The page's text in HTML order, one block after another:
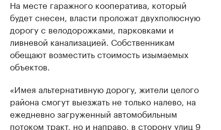
На месте гаражного кооператива, который
будет снесен, власти проложат двухполюсную
дорогу с велодорожками, парковками и
ливневой канализацией. Собственникам
обещают возместить стоимость изымаемых
объектов.
«Имея альтернативную дорогу, жители целого
района смогут выезжать не только налево, на
ежедневно загруженный автомобильным
потоком тракт, но и направо, в сторону улиц 9